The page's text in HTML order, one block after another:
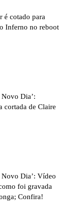
é cotado para
Inferno no reboot
Dia’:
cortada de Claire
Dia’: Vídeo
foi gravada
Confira!